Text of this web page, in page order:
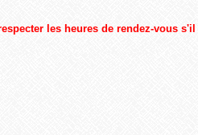
les heures de rendez-vous